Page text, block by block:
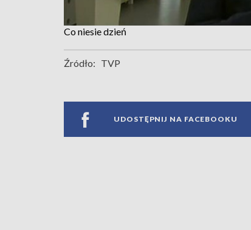
Co niesie dzień
Źródło: TVP
UDOSTĘPNIJ NA FACEBOOKU